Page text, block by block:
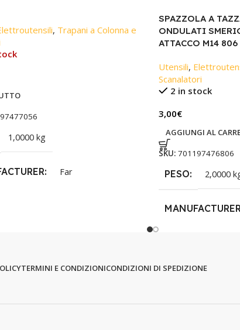
, Trapani a Colonna e
1,0000 kg
Far
SPAZZOLA A
ONDULATI
ATTACCO M14 806
Utensili,
Scanalatori
2 in stock
3,00€
AGGIUNGI AL
SKU: 701197476806
PESO 2,0000
TERMINI E CONDIZIONICONDIZIONI DI SPEDIZIONE